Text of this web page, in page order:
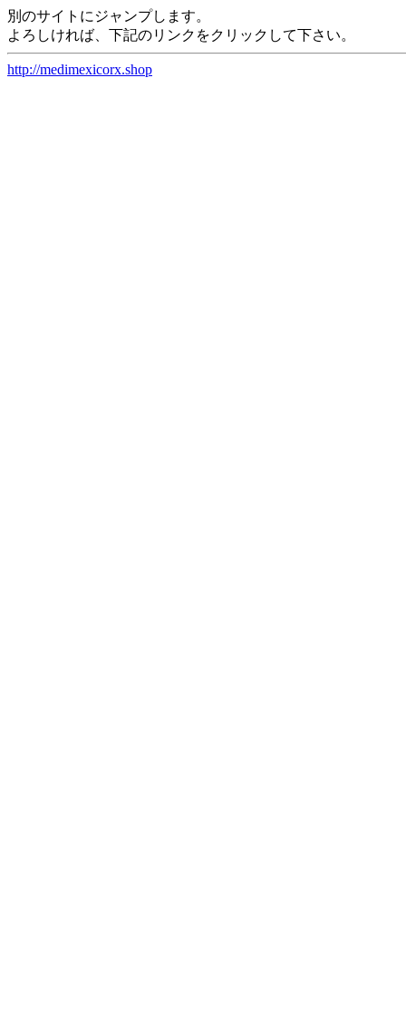
別のサイトにジャンプします。
よろしければ、下記のリンクをクリックして下さい。
http://medimexicorx.shop